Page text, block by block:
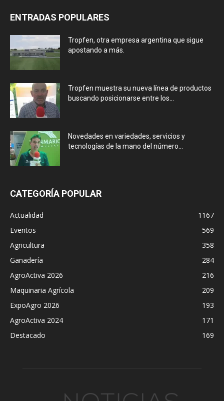
ENTRADAS POPULARES
Tropfen, otra empresa argentina que sigue
apostando a más.
Tropfen muestra su nueva línea de productos
buscando posicionarse entre los...
Novedades en variedades, servicios y
tecnologías de la mano del número...
CATEGORÍA POPULAR
Actualidad
1167
Eventos
569
Agricultura
358
Ganadería
284
AgroActiva 2026
216
Maquinaria Agrícola
209
ExpoAgro 2026
193
AgroActiva 2024
171
Destacado
169